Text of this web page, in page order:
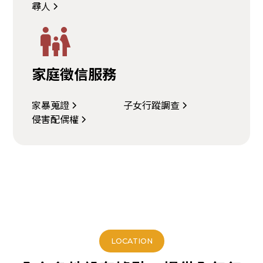
尋人
家庭徵信服務
家暴蒐證
子女行蹤調查
侵害配偶權
LOCATION